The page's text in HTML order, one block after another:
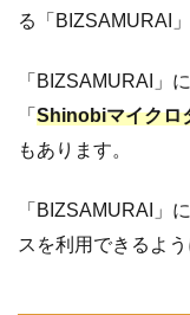
る「BIZSAMURAI
「BIZSAMURAI」
「 Shinobiマイクロ
もあります。
「BIZSAMURAI」
スを利用できるよう